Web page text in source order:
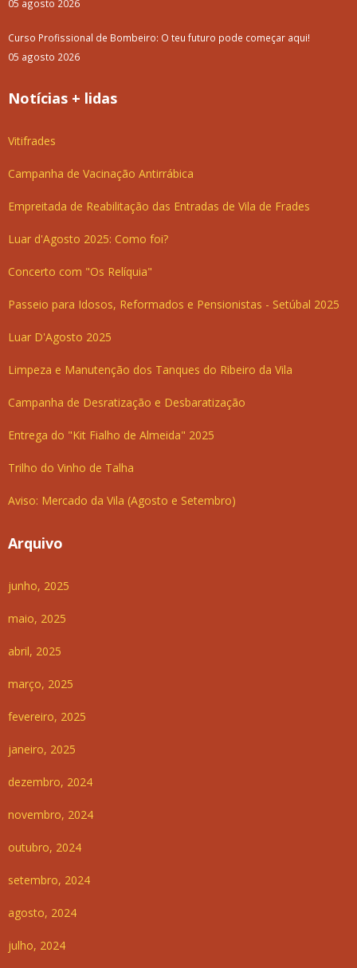
05 agosto 2026
Curso Profissional de Bombeiro: O teu futuro pode começar aqui!
05 agosto 2026
Notícias + lidas
Vitifrades
Campanha de Vacinação Antirrábica
Empreitada de Reabilitação das Entradas de Vila de Frades
Luar d'Agosto 2025: Como foi?
Concerto com "Os Relíquia"
Passeio para Idosos, Reformados e Pensionistas - Setúbal 2025
Luar D'Agosto 2025
Limpeza e Manutenção dos Tanques do Ribeiro da Vila
Campanha de Desratização e Desbaratização
Entrega do "Kit Fialho de Almeida" 2025
Trilho do Vinho de Talha
Aviso: Mercado da Vila (Agosto e Setembro)
Arquivo
junho, 2025
maio, 2025
abril, 2025
março, 2025
fevereiro, 2025
janeiro, 2025
dezembro, 2024
novembro, 2024
outubro, 2024
setembro, 2024
agosto, 2024
julho, 2024